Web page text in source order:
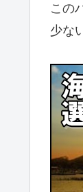
この
少な